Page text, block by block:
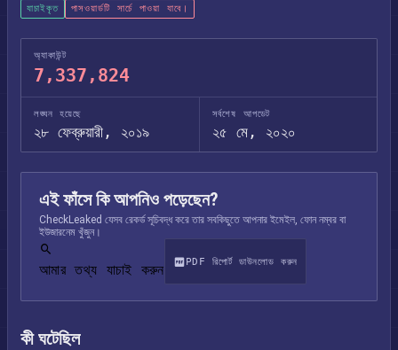
যাচাইকৃত পাসওয়ার্ডটি সার্চে পাওয়া যাবে।
অ্যাকাউন্ট
7,337,824
লঙ্ঘন হয়েছে
২৮ ফেব্রুয়ারী, ২০১৯
সর্বশেষ আপডেট
২৫ মে, ২০২০
এই ফাঁসে কি আপনিও পড়েছেন?
CheckLeaked যেসব রেকর্ড সূচিবদ্ধ করে তার সবকিছুতে আপনার ইমেইল, ফোন নম্বর বা
ইউজারনেম খুঁজুন।
আমার তথ্য যাচাই করুন PDF রিপোর্ট ডাউনলোড করুন
কী ঘটেছিল